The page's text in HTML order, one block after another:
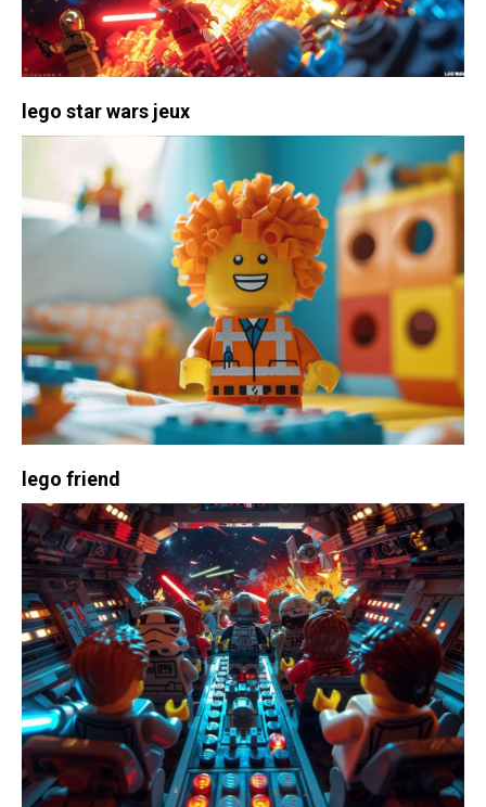
lego star wars jeux
lego friend